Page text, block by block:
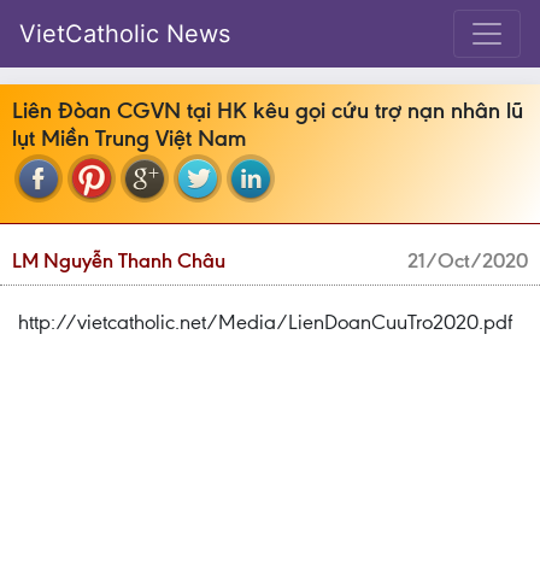
VietCatholic News
Liên Đòan CGVN tại HK kêu gọi cứu trợ nạn nhân lũ
lụt Miền Trung Việt Nam
LM Nguyễn Thanh Châu 21/Oct/2020
http://vietcatholic.net/Media/LienDoanCuuTro2020.pdf